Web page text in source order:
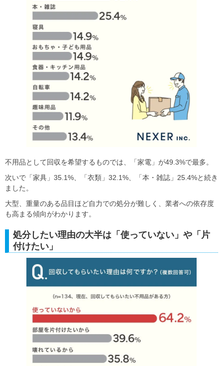
不用品として回収を希望するものでは、「家電」が49.3%で最多。
次いで「家具」35.1%、「衣類」32.1%、「本・雑誌」25.4%と続き
ました。
大型、重量のある品目ほど自力での処分が難しく、業者への依存度
も高まる傾向がわかります。
処分したい理由の大半は「使っていない」や「片
付けたい」